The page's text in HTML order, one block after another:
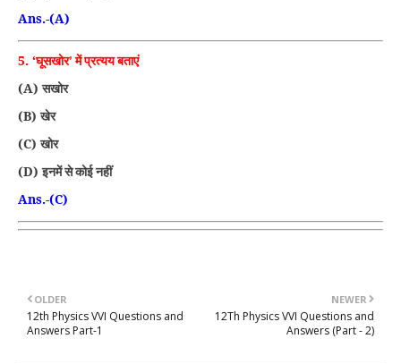
Ans.-(A)
5. ‘घूसखोर’ में प्रत्यय बताएं
(A)सखोर
(B)खेर
(C)खोर
(D)इनमें से कोई नहीं
Ans.-(C)
NEWER
12Th Physics VVI Questions and
Answers (Part - 2)
OLDER
12th Physics VVI Questions and
Answers Part-1